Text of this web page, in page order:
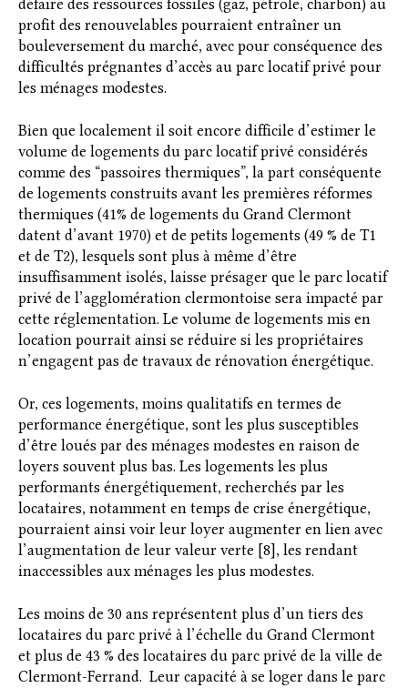
défaire des ressources fossiles (gaz, pétrole, charbon) au
profit des renouvelables pourraient entraîner un
bouleversement du marché, avec pour conséquence des
difficultés prégnantes d’accès au parc locatif privé pour
les ménages modestes.
Bien que localement il soit encore difficile d’estimer le
volume de logements du parc locatif privé considérés
comme des “passoires thermiques”, la part conséquente
de logements construits avant les premières réformes
thermiques (41% de logements du Grand Clermont
datent d’avant 1970) et de petits logements (49 % de T1
et de T2), lesquels sont plus à même d’être
insuffisamment isolés, laisse présager que le parc locatif
privé de l’agglomération clermontoise sera impacté par
cette réglementation. Le volume de logements mis en
location pourrait ainsi se réduire si les propriétaires
n’engagent pas de travaux de rénovation énergétique.
Or, ces logements, moins qualitatifs en termes de
performance énergétique, sont les plus susceptibles
d’être loués par des ménages modestes en raison de
loyers souvent plus bas. Les logements les plus
performants énergétiquement, recherchés par les
locataires, notamment en temps de crise énergétique,
pourraient ainsi voir leur loyer augmenter en lien avec
l’augmentation de leur valeur verte [8], les rendant
inaccessibles aux ménages les plus modestes.
Les moins de 30 ans représentent plus d’un tiers des
locataires du parc privé à l’échelle du Grand Clermont
et plus de 43 % des locataires du parc privé de la ville de
Clermont-Ferrand. Leur capacité à se loger dans le parc